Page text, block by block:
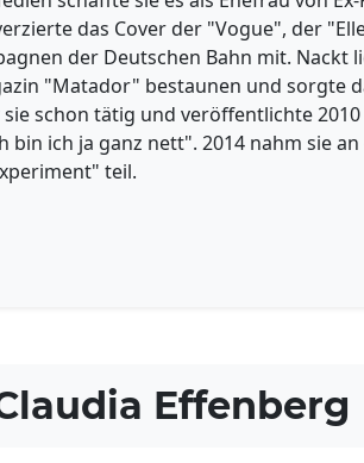
das Cover der "Vogue", der
der Deutschen Bahn mit. Nackt
"Matador" bestaunen und sorgte
schon tätig und veröffentlichte
bin ich ja ganz nett". 2014 nahm sie
teil.
Effenberg